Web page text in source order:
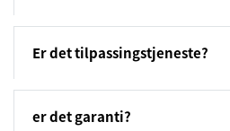
Nyheter
Kontakt Oss
Er det tilpassingstjeneste?
er det garanti?